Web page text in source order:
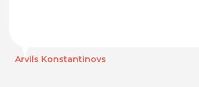
Arvils Konstantinovs